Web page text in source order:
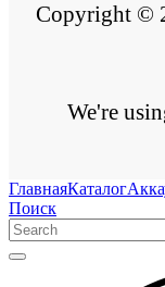
Copyright ©
We're
ГлавнаяКаталог
Поиск